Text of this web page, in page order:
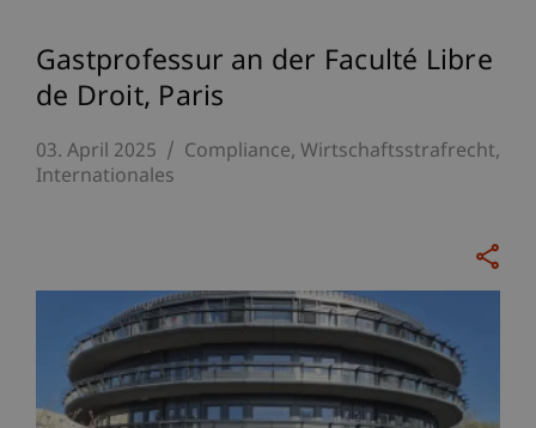
Gastprofessur an der Faculté Libre
de Droit, Paris
03. April 2025 Compliance Wirtschaftsstrafrecht
Internationales